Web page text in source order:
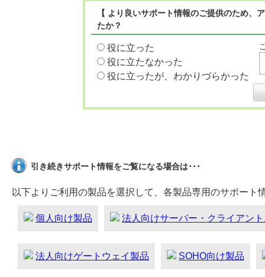
【 より良いサポート情報のご提供のため
たか？
役に立った
役に立たなかった
役に立ったが、わかりづらかった
引き続きサポート情報をご覧になる場合は･･･
以下よりご利用の製品を選択して、各製品専用のサポート
個人向け製品 法人向けサーバー・クライアン
法人向けゲートウェイ製品 SOHO向け製品